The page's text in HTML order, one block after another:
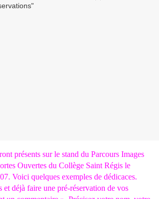
présents sur le stand du Parcours Images
Ouvertes du Collège Saint Régis le
Voici quelques exemples de dédicaces.
et déjà faire une pré-réservation de vos